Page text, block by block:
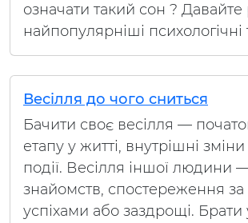
означати такий сон ?
найпопулярніші психологічні
Весілля до чого сниться
Бачити своє весілля —
етапу у житті, внутрішні зміни
події. Весілля іншої людини
знайомств, спостереження
успіхами або заздрощі. Брати